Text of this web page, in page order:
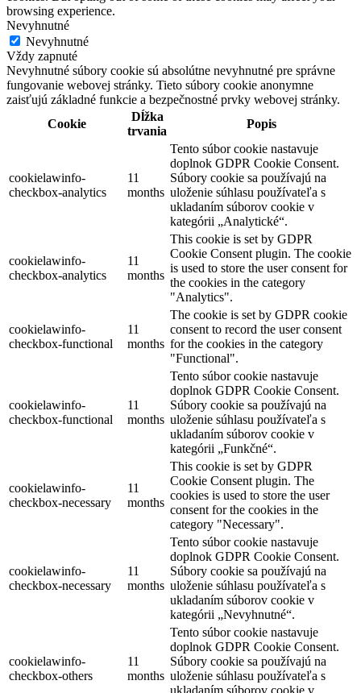
browsing experience.
Nevyhnutné
Nevyhnutné
Vždy zapnuté
Nevyhnutné súbory cookie sú absolútne nevyhnutné pre správne
fungovanie webovej stránky. Tieto súbory cookie anonymne
zaisťujú základné funkcie a bezpečnostné prvky webovej stránky.
Cookie
Dĺžka
trvania
Popis
cookielawinfo-
checkbox-analytics
11
months
Tento súbor cookie nastavuje
doplnok GDPR Cookie Consent.
Súbory cookie sa používajú na
uloženie súhlasu používateľa s
ukladaním súborov cookie v
kategórii „Analytické“.
cookielawinfo-
checkbox-analytics
11
months
This cookie is set by GDPR
Cookie Consent plugin. The cookie
is used to store the user consent for
the cookies in the category
"Analytics".
cookielawinfo-
checkbox-functional
11
months
The cookie is set by GDPR cookie
consent to record the user consent
for the cookies in the category
"Functional".
cookielawinfo-
checkbox-functional
11
months
Tento súbor cookie nastavuje
doplnok GDPR Cookie Consent.
Súbory cookie sa používajú na
uloženie súhlasu používateľa s
ukladaním súborov cookie v
kategórii „Funkčné“.
cookielawinfo-
checkbox-necessary
11
months
This cookie is set by GDPR
Cookie Consent plugin. The
cookies is used to store the user
consent for the cookies in the
category "Necessary".
cookielawinfo-
checkbox-necessary
11
months
Tento súbor cookie nastavuje
doplnok GDPR Cookie Consent.
Súbory cookie sa používajú na
uloženie súhlasu používateľa s
ukladaním súborov cookie v
kategórii „Nevyhnutné“.
cookielawinfo-
checkbox-others
11
months
Tento súbor cookie nastavuje
doplnok GDPR Cookie Consent.
Súbory cookie sa používajú na
uloženie súhlasu používateľa s
ukladaním súborov cookie v